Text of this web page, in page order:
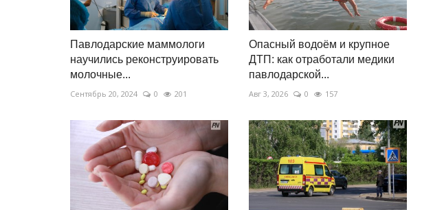
Павлодарские маммологи
научились реконструировать
молочные...
Сентябрь 20, 2024 0 201
Опасный водоём и крупное
ДТП: как отработали медики
павлодарской...
Авг 3, 2026 0 157